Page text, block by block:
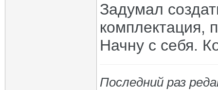
Задумал
комплектация,
Начну с себя.
Последний раз